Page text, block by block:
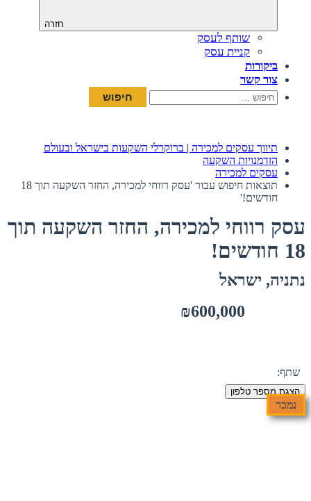
חזרה
שותף לעסק
קניית עסק
ביקורות
צור קשר
חיפוש:
תיווך עסקים למכירה | ברוקרלי השקעות בישראל ובעולם
הזדמנויות השקעה
עסקים למכירה
תוצאות חיפוש עבור 'עסק רווחי למכירה, החזר השקעה תוך 18
חודשים!'
עסק רווחי למכירה, החזר השקעה תוך
18 חודשים!
נתניה, ישראל
₪600,000
שתף:
הצגת מספר טלפון
נמכר